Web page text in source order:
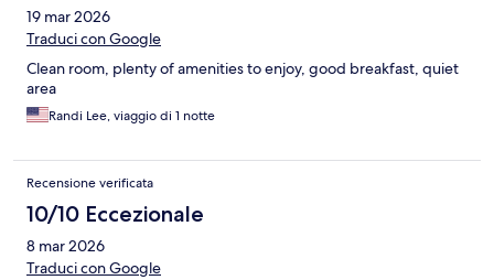
19 mar 2026
Traduci con Google
Clean room, plenty of amenities to enjoy, good breakfast, quiet
area
Randi Lee, viaggio di 1 notte
Recensione verificata
10/10 Eccezionale
8 mar 2026
Traduci con Google